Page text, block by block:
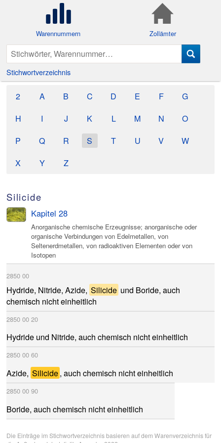
Warennummern Zollämter
Stichwortverzeichnis
2 A B C D E F
G
H
I J K L M N
O
P
Q R S T U V
W
X
Y Z
Silicide
Anorganische chemische Erzeugnisse; anorganische oder
organische Verbindungen von Edelmetallen, von
Seltenerdmetallen, von radioaktiven Elementen oder von
Isotopen
Kapitel 28
2850 00
Hydride, Nitride, Azide, Silicide und Boride, auch
chemisch nicht einheitlich
2850 00 20
Hydride und Nitride, auch chemisch nicht einheitlich
2850 00 60
Azide, Silicide, auch chemisch nicht einheitlich
2850 00 90
Boride, auch chemisch nicht einheitlich
Die Einträge im Stichwortverzeichnis basieren auf dem Warenverzeichnis für